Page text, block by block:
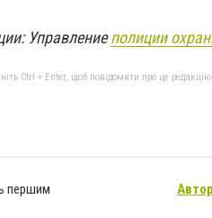
Управлениеполиции
Ctrl + Enter, щоб повідомити про це редакцію
першим